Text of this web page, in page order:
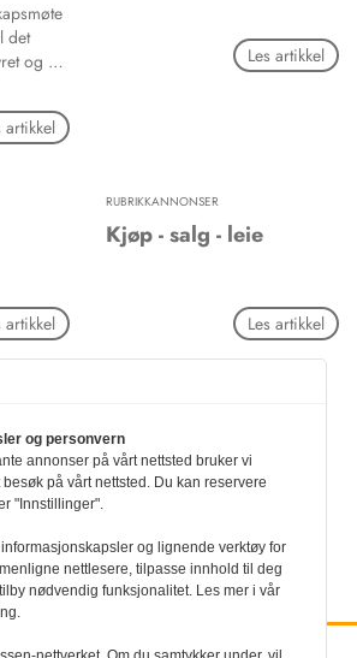
Universitetet i Bergen og var den
første leder ved Laboratorium
det
og en
artikkel
Les artikkel
artikkel
RUBRIKKANNONSER
Kjøp - salg - leie
Les artikkel
og personvern
annonser på vårt nettsted bruker vi
på vårt nettsted. Du kan reservere
"Innstillinger".
og lignende verktøy for
nettlesere, tilpasse innhold til deg
nødvendig funksjonalitet. Les mer i vår